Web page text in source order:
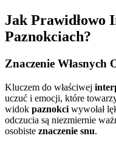
Jak Prawidłowo
Paznokciach?
Znaczenie Własnych
Kluczem do właściwej
uczuć i emocji, które
widok paznokci wywołał
odczucia są niezmiernie
osobiste znaczenie snu.